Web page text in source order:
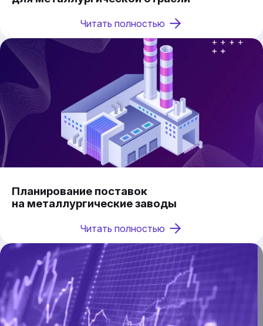
Читать полностью
Планирование поставок
на металлургические заводы
Читать полностью